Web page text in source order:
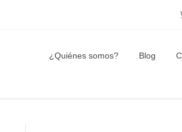
¿Quiénes somos? Blog